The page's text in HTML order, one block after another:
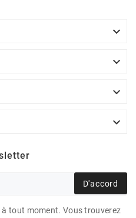




D'accord
tout moment. Vous trouverez